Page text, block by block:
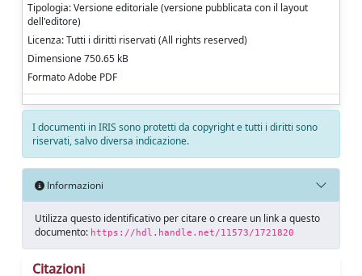
Tipologia: Versione editoriale (versione pubblicata con il layout
dell'editore)
Licenza: Tutti i diritti riservati (All rights reserved)
Dimensione 750.65 kB
Formato Adobe PDF
I documenti in IRIS sono protetti da copyright e tutti i diritti sono
riservati, salvo diversa indicazione.
Informazioni
Utilizza questo identificativo per citare o creare un link a questo
documento: https://hdl.handle.net/11573/1721820
Citazioni